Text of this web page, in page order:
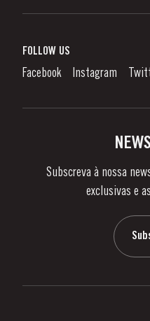
Canal de Denúncias
Links
O que é o Vinho do Porto?
Como Apreciar
Notícias e Eventos
FOLLOW US
Facebook Instagram
Subscreva à nossa
exclusivas e